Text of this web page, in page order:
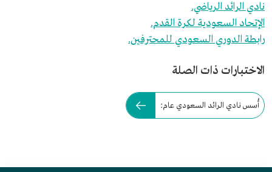
نادي الرائد الرياضي.
الإتحاد السعودية لكرة القدم.
رابطة الدوري السعودي للمحترفين.
الاختبارات ذات الصلة
أُسس نادي الرائد السعودي عام: